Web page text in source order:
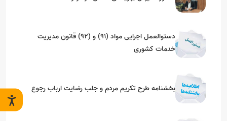
دستوالعمل اجرایی مواد (91) و (92) قانون مدیریت
خدمات کشوری
بخشنامه طرح تکریم مردم و جلب رضایت ارباب رجوع